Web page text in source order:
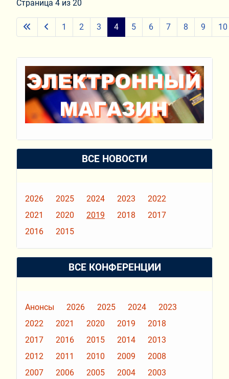
Страница 4 из 20
1 2 3 4 5 6 7 8 9 10
ВСЕ НОВОСТИ
2026 2025 2024 2023
2022
2021
2020 2019 2018
2017
2016
2015
ВСЕ КОНФЕРЕНЦИИ
Анонсы 2026 2025 2024
2023
2022
2021 2020 2019
2018
2017
2016 2015 2014
2013
2012
2011 2010 2009
2008
2007
2006 2005 2004
2003